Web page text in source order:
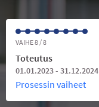
VAIHE 8 / 8
Toteutus
01.01.2023 - 31.12.2024
Prosessin vaiheet